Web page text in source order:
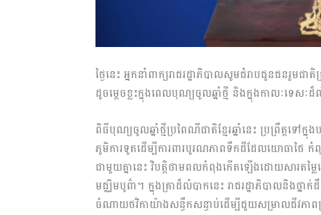
ថ្ងៃនេះ អ្នកនាំពាក្យរាជរដ្ឋាភិបាលសូមជំរាបជូនជនរួមជ
ដូចម្តេចខ្លះក្នុងពេលបុណ្យចូលឆ្នាំថ្មី និងក្នុងកាលៈទេ
ពិធីបុណ្យចូលឆ្នាំថ្មីប្រពៃណីជាតិខ្មែរឆ្នាំនេះ ប្រព្រឹត្តទៅ
ភូមិការទូតដើម្បីការពារបូរណភាពទឹកដីដែលយោធាថ
ជាមួយគ្នានេះ វិបត្តិថាមពលកំពុងកើតឡើងដោយសារតម្ល
មជ្ឈិមបូព៌ា។ ក្នុងគ្រាដ៏លំបាកនេះ រាជរដ្ឋាភិបាលនិងថ្នា
ចំណាយថវិកាយ៉ាងសន្ធឹកសន្ធាប់ដើម្បីជួយសម្រាលជីវភាពប្